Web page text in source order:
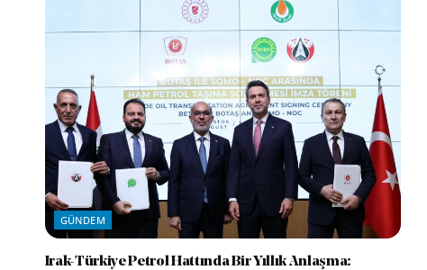
GÜNDEM
Irak-Türkiye Petrol Hattında Bir Yıllık Anlaşma: